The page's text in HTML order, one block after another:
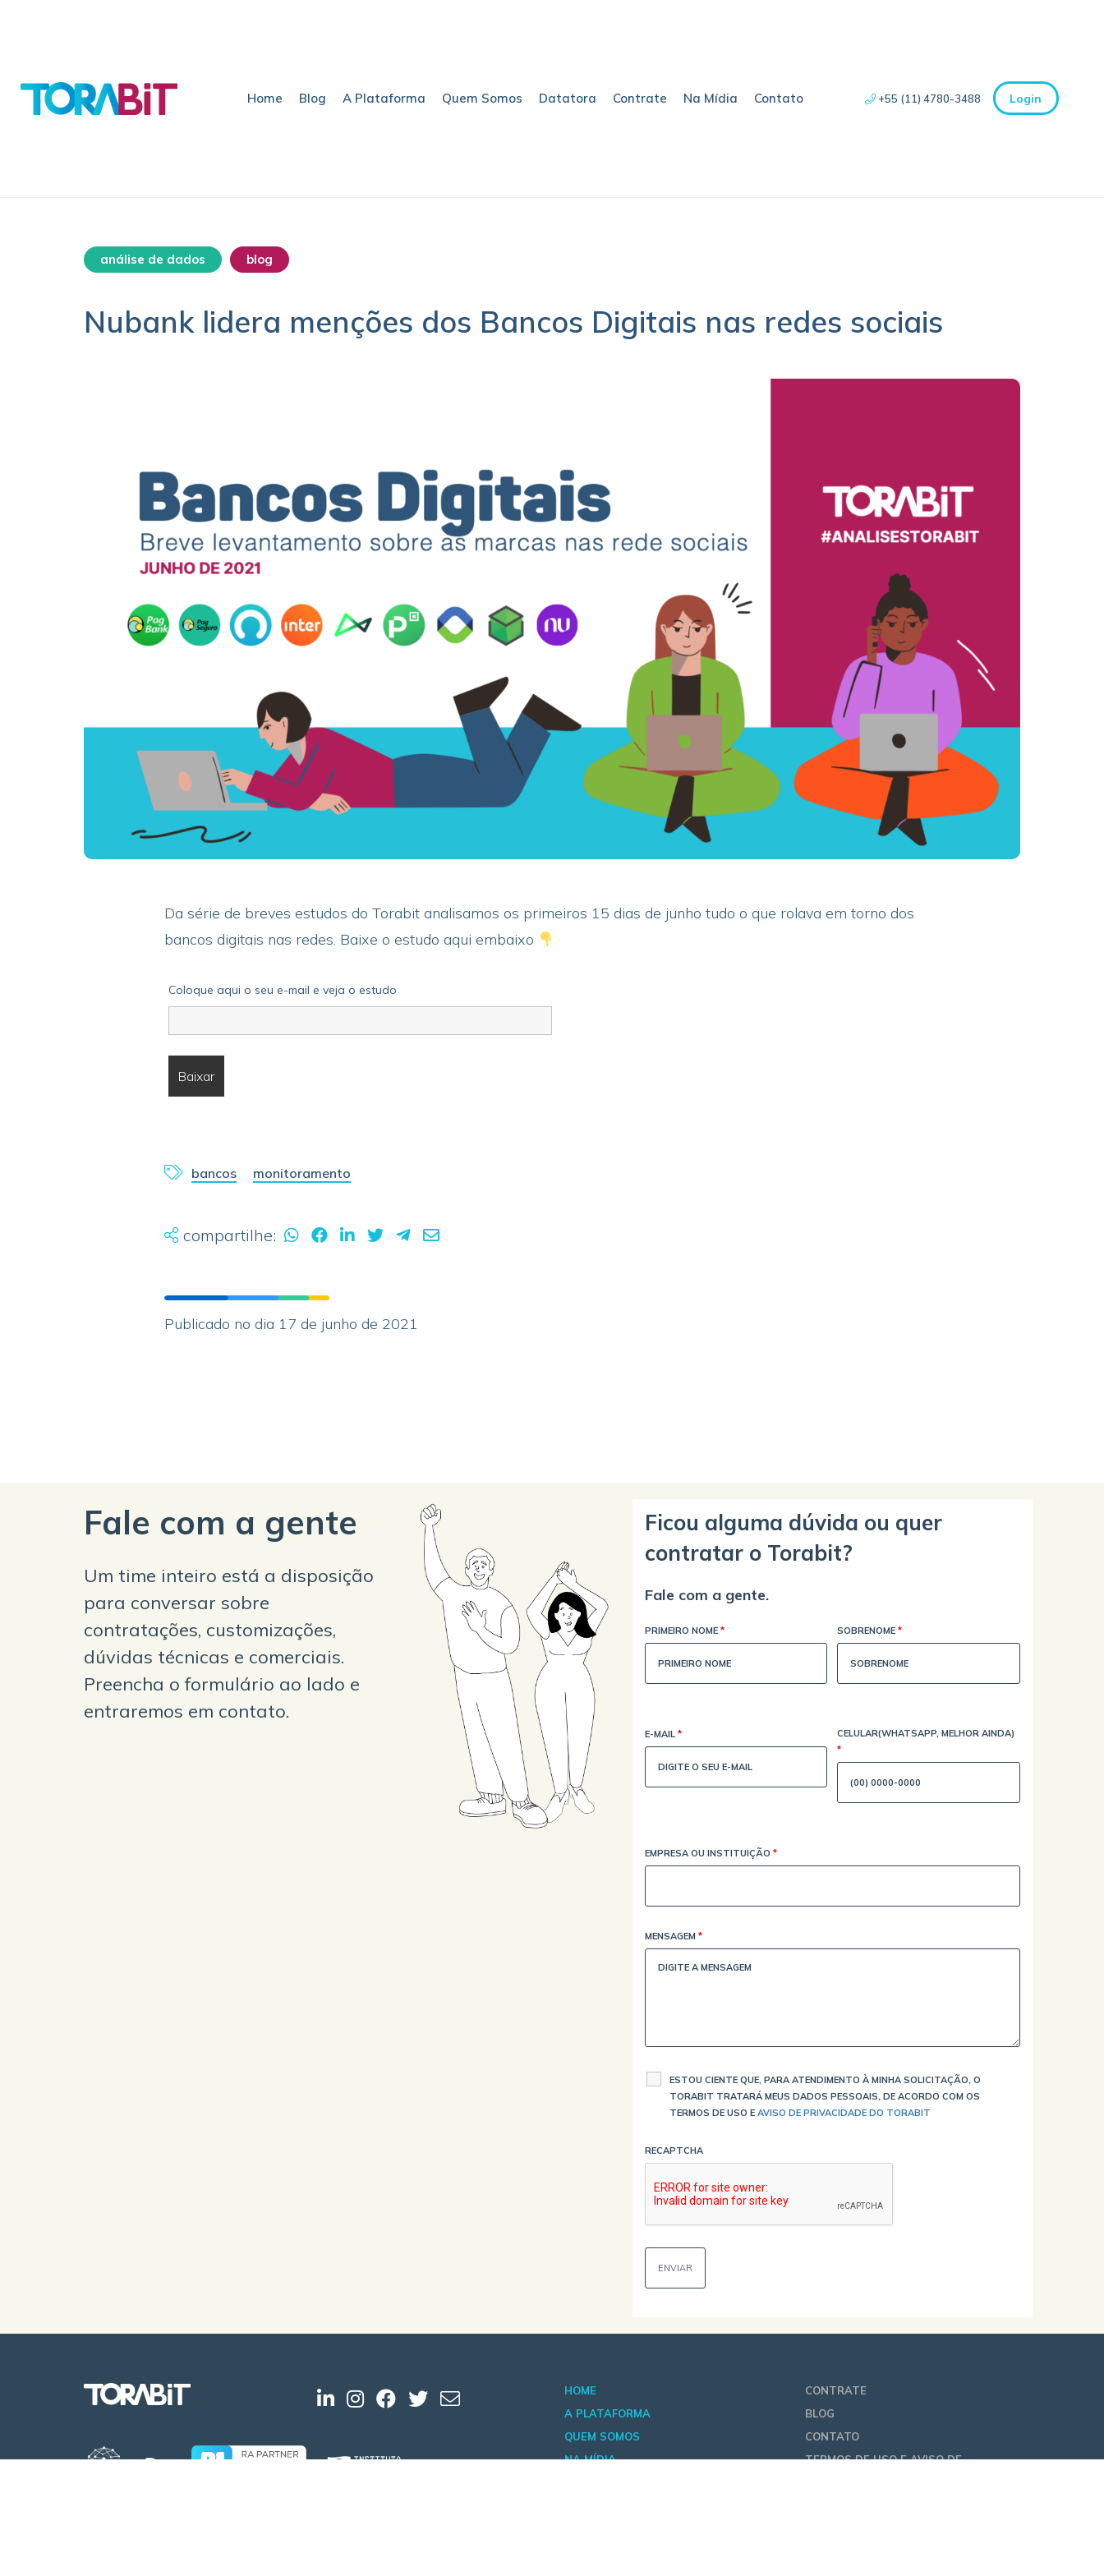
Home Blog A Plataforma Quem Somos Datatora Contrate Na Mídia Contato +55 (11) 4780-3488 Login
análise de dados blog
Nubank lidera menções dos Bancos Digitais nas redes sociais
Da série de breves estudos do Torabit analisamos os primeiros 15 dias de junho tudo o que rolava em torno dos
bancos digitais nas redes. Baixe o estudo aqui embaixo
Coloque aqui o seu e-mail e veja o estudo
bancos monitoramento
compartilhe:
Publicado no dia 17 de junho de 2021
Fale com a gente
Um time inteiro está a disposição
para conversar sobre
contratações, customizações,
dúvidas técnicas e comerciais.
Preencha o formulário ao lado e
entraremos em contato.
Ficou alguma dúvida ou quer
contratar o Torabit?
Fale com a gente.
PRIMEIRO NOME * SOBRENOME*
E-MAIL *
CELULAR(WHATSAPP, MELHOR AINDA)
*
EMPRESA OU INSTITUIÇÃO *
MENSAGEM *
ESTOU CIENTE QUE, PARA ATENDIMENTO À MINHA SOLICITAÇÃO, O
TORABIT TRATARÁ MEUS DADOS PESSOAIS, DE ACORDO COM OS
TERMOS DE USO E AVISO DE PRIVACIDADE DO TORABIT
RECAPTCHA
HOME
A PLATAFORMA
QUEM SOMOS
NA MÍDIA
CONTRATE
BLOG
CONTATO
TERMOS DE USO E AVISO DE